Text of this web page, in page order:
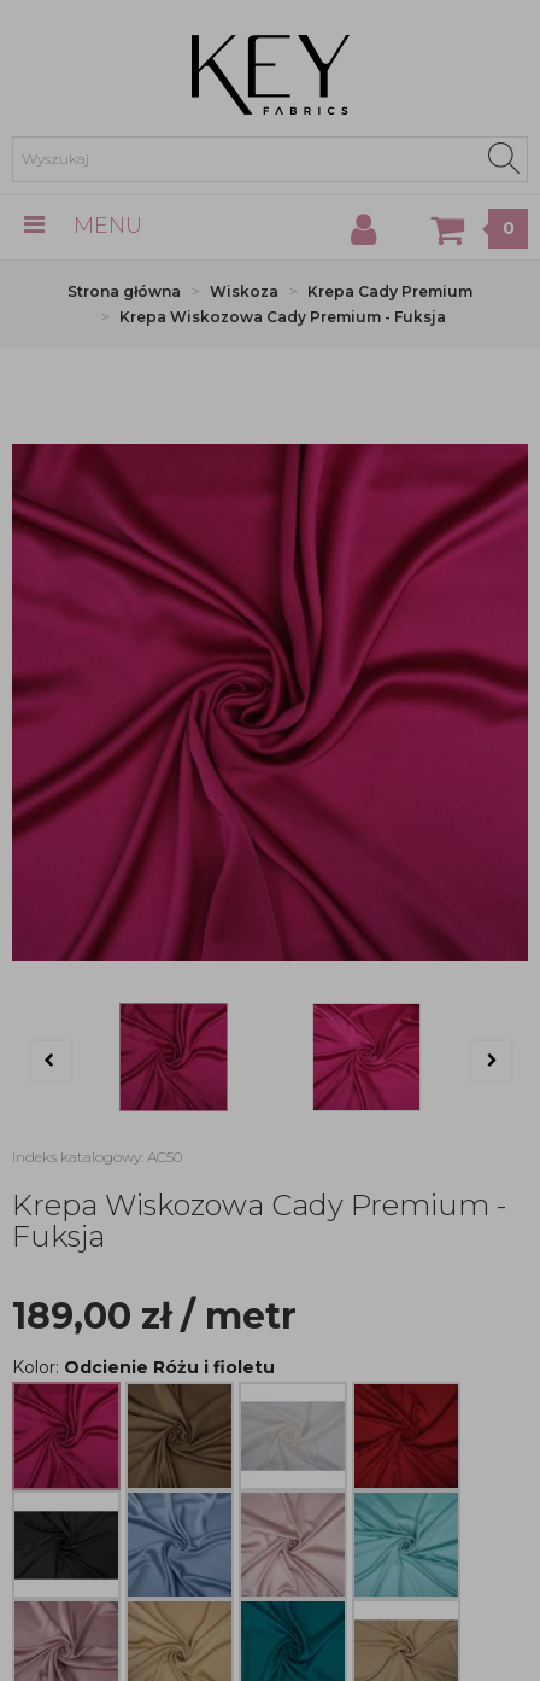
MENU 0
Strona główna Wiskoza
Krepa Cady Premium
Krepa Wiskozowa Cady Premium - Fuksja
indeks katalogowy: AC50
Krepa Wiskozowa Cady Premium -
Fuksja
189,00 zł/ metr
Kolor: Odcienie Różu i fioletu